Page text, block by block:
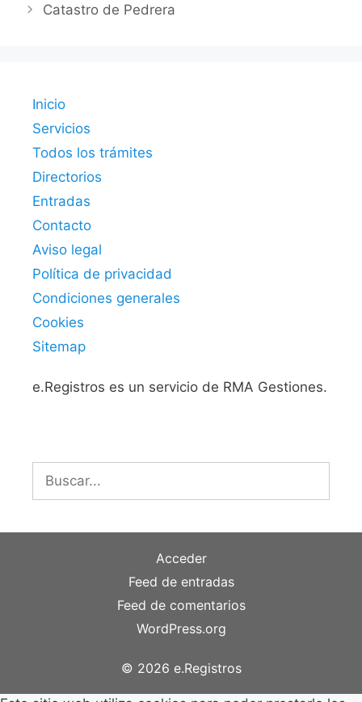
Catastro de Pedrera
Inicio
Servicios
Todos los trámites
Directorios
Entradas
Contacto
Aviso legal
Política de privacidad
Condiciones generales
Cookies
Sitemap
e.Registros es un servicio de RMA Gestiones.
Acceder
Feed de entradas
Feed de comentarios
WordPress.org
© 2026 e.Registros